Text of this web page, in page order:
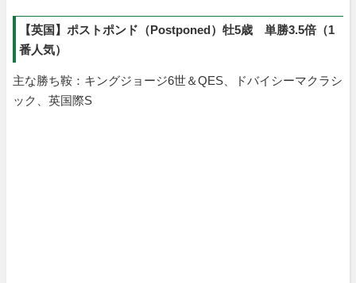
【英国】ポストポンド（Postponed）牡5歳 単勝3.5倍（1
番人気）
主な勝ち鞍：キングジョージ6世＆QES、ドバイシーマクラシ
ック、英国際S